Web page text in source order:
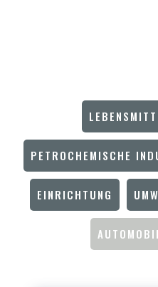
PETROCHEMISCHE
EINRICHTUNG